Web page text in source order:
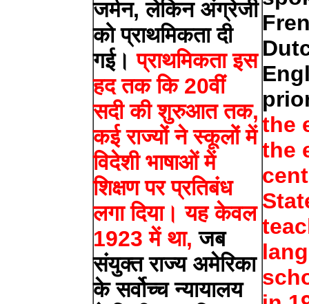
जर्मन, लेकिन अंग्रेजी
को प्राथमिकता दी
गई।प्राथमिकता इस
हद तक कि 20वीं
सदी की शुरुआत तक,
कई राज्यों ने स्कूलों में
विदेशी भाषाओं में
शिक्षण पर प्रतिबंध
लगा दिया। यह केवल
1923 में था, जब
संयुक्त राज्य अमेरिका
के सर्वोच्च न्यायालय
the
the